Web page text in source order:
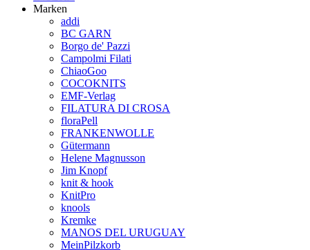
Marken
addi
BC GARN
Borgo de' Pazzi
Campolmi Filati
ChiaoGoo
COCOKNITS
EMF-Verlag
FILATURA DI CROSA
floraPell
FRANKENWOLLE
Gütermann
Helene Magnusson
Jim Knopf
knit & hook
KnitPro
knools
Kremke
MANOS DEL URUGUAY
MeinPilzkorb